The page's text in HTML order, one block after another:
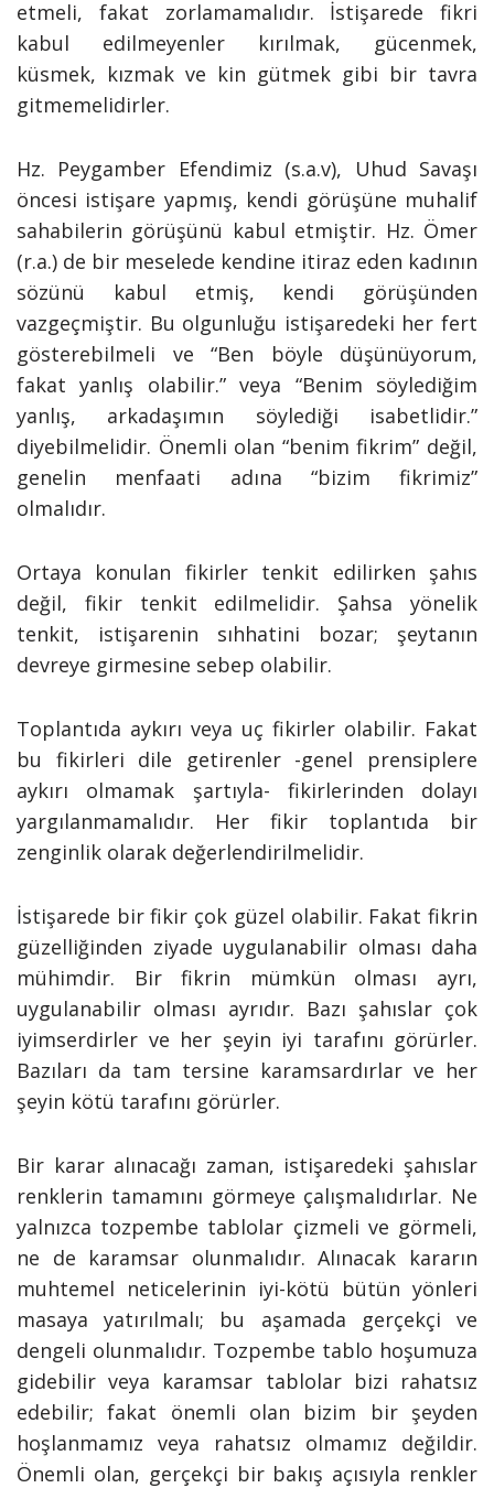
etmeli, fakat zorlamamalıdır. İstişarede fikri
kabul edilmeyenler kırılmak, gücenmek,
küsmek, kızmak ve kin gütmek gibi bir tavra
gitmemelidirler.
Hz. Peygamber Efendimiz (s.a.v), Uhud Savaşı
öncesi istişare yapmış, kendi görüşüne muhalif
sahabilerin görüşünü kabul etmiştir. Hz. Ömer
(r.a.) de bir meselede kendine itiraz eden kadının
sözünü kabul etmiş, kendi görüşünden
vazgeçmiştir. Bu olgunluğu istişaredeki her fert
gösterebilmeli ve “Ben böyle düşünüyorum,
fakat yanlış olabilir.” veya “Benim söylediğim
yanlış, arkadaşımın söylediği isabetlidir.”
diyebilmelidir. Önemli olan “benim fikrim” değil,
genelin menfaati adına “bizim fikrimiz”
olmalıdır.
Ortaya konulan fikirler tenkit edilirken şahıs
değil, fikir tenkit edilmelidir. Şahsa yönelik
tenkit, istişarenin sıhhatini bozar; şeytanın
devreye girmesine sebep olabilir.
Toplantıda aykırı veya uç fikirler olabilir. Fakat
bu fikirleri dile getirenler -genel prensiplere
aykırı olmamak şartıyla- fikirlerinden dolayı
yargılanmamalıdır. Her fikir toplantıda bir
zenginlik olarak değerlendirilmelidir.
İstişarede bir fikir çok güzel olabilir. Fakat fikrin
güzelliğinden ziyade uygulanabilir olması daha
mühimdir. Bir fikrin mümkün olması ayrı,
uygulanabilir olması ayrıdır. Bazı şahıslar çok
iyimserdirler ve her şeyin iyi tarafını görürler.
Bazıları da tam tersine karamsardırlar ve her
şeyin kötü tarafını görürler.
Bir karar alınacağı zaman, istişaredeki şahıslar
renklerin tamamını görmeye çalışmalıdırlar. Ne
yalnızca tozpembe tablolar çizmeli ve görmeli,
ne de karamsar olunmalıdır. Alınacak kararın
muhtemel neticelerinin iyi-kötü bütün yönleri
masaya yatırılmalı; bu aşamada gerçekçi ve
dengeli olunmalıdır. Tozpembe tablo hoşumuza
gidebilir veya karamsar tablolar bizi rahatsız
edebilir; fakat önemli olan bizim bir şeyden
hoşlanmamız veya rahatsız olmamız değildir.
Önemli olan, gerçekçi bir bakış açısıyla renkler